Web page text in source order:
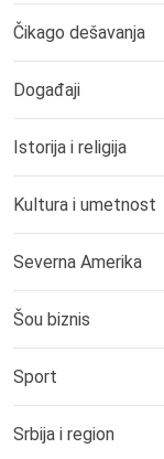
Čikago dešavanja
Događaji
Istorija i religija
Kultura i umetnost
Severna Amerika
Šou biznis
Sport
Srbija i region